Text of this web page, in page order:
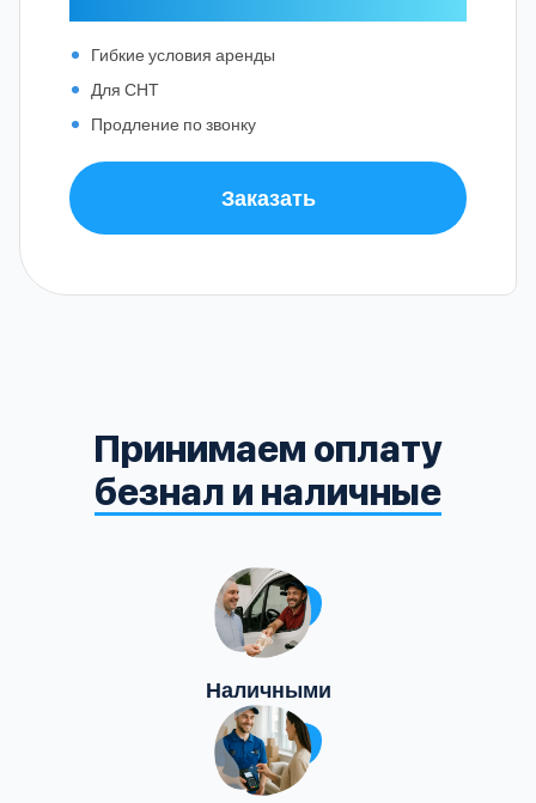
Гибкие условия аренды
Для СНТ
Продление по звонку
Заказать
Принимаем оплату
безнал и наличные
Наличными